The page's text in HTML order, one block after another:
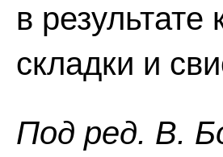
в
складки и
Пoд peд. B.